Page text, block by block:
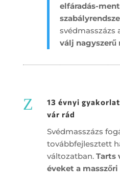
elfáradás-
svédmasszázs
válj nagyszerű
Z
13 évnyi
vár rád
Svédmasszázs
továbbfejlesztett
változatban. Tarts
éveket a